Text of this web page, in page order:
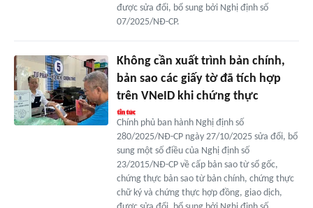
được sửa đổi, bổ sung bởi Nghị định số
07/2025/NĐ-CP.
Không cần xuất trình bản chính,
bản sao các giấy tờ đã tích hợp
trên VNeID khi chứng thực
Chính phủ ban hành Nghị định số
280/2025/NĐ-CP ngày 27/10/2025 sửa đổi, bổ
sung một số điều của Nghị định số
23/2015/NĐ-CP về cấp bản sao từ sổ gốc,
chứng thực bản sao từ bản chính, chứng thực
chữ ký và chứng thực hợp đồng, giao dịch,